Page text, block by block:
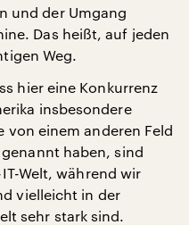
und der Umgang
Das heißt, auf jeden
Weg.
hier eine Konkurrenz
insbesondere
von einem anderen Feld
haben, sind
Welt, während wir
vielleicht in der
sehr stark sind.